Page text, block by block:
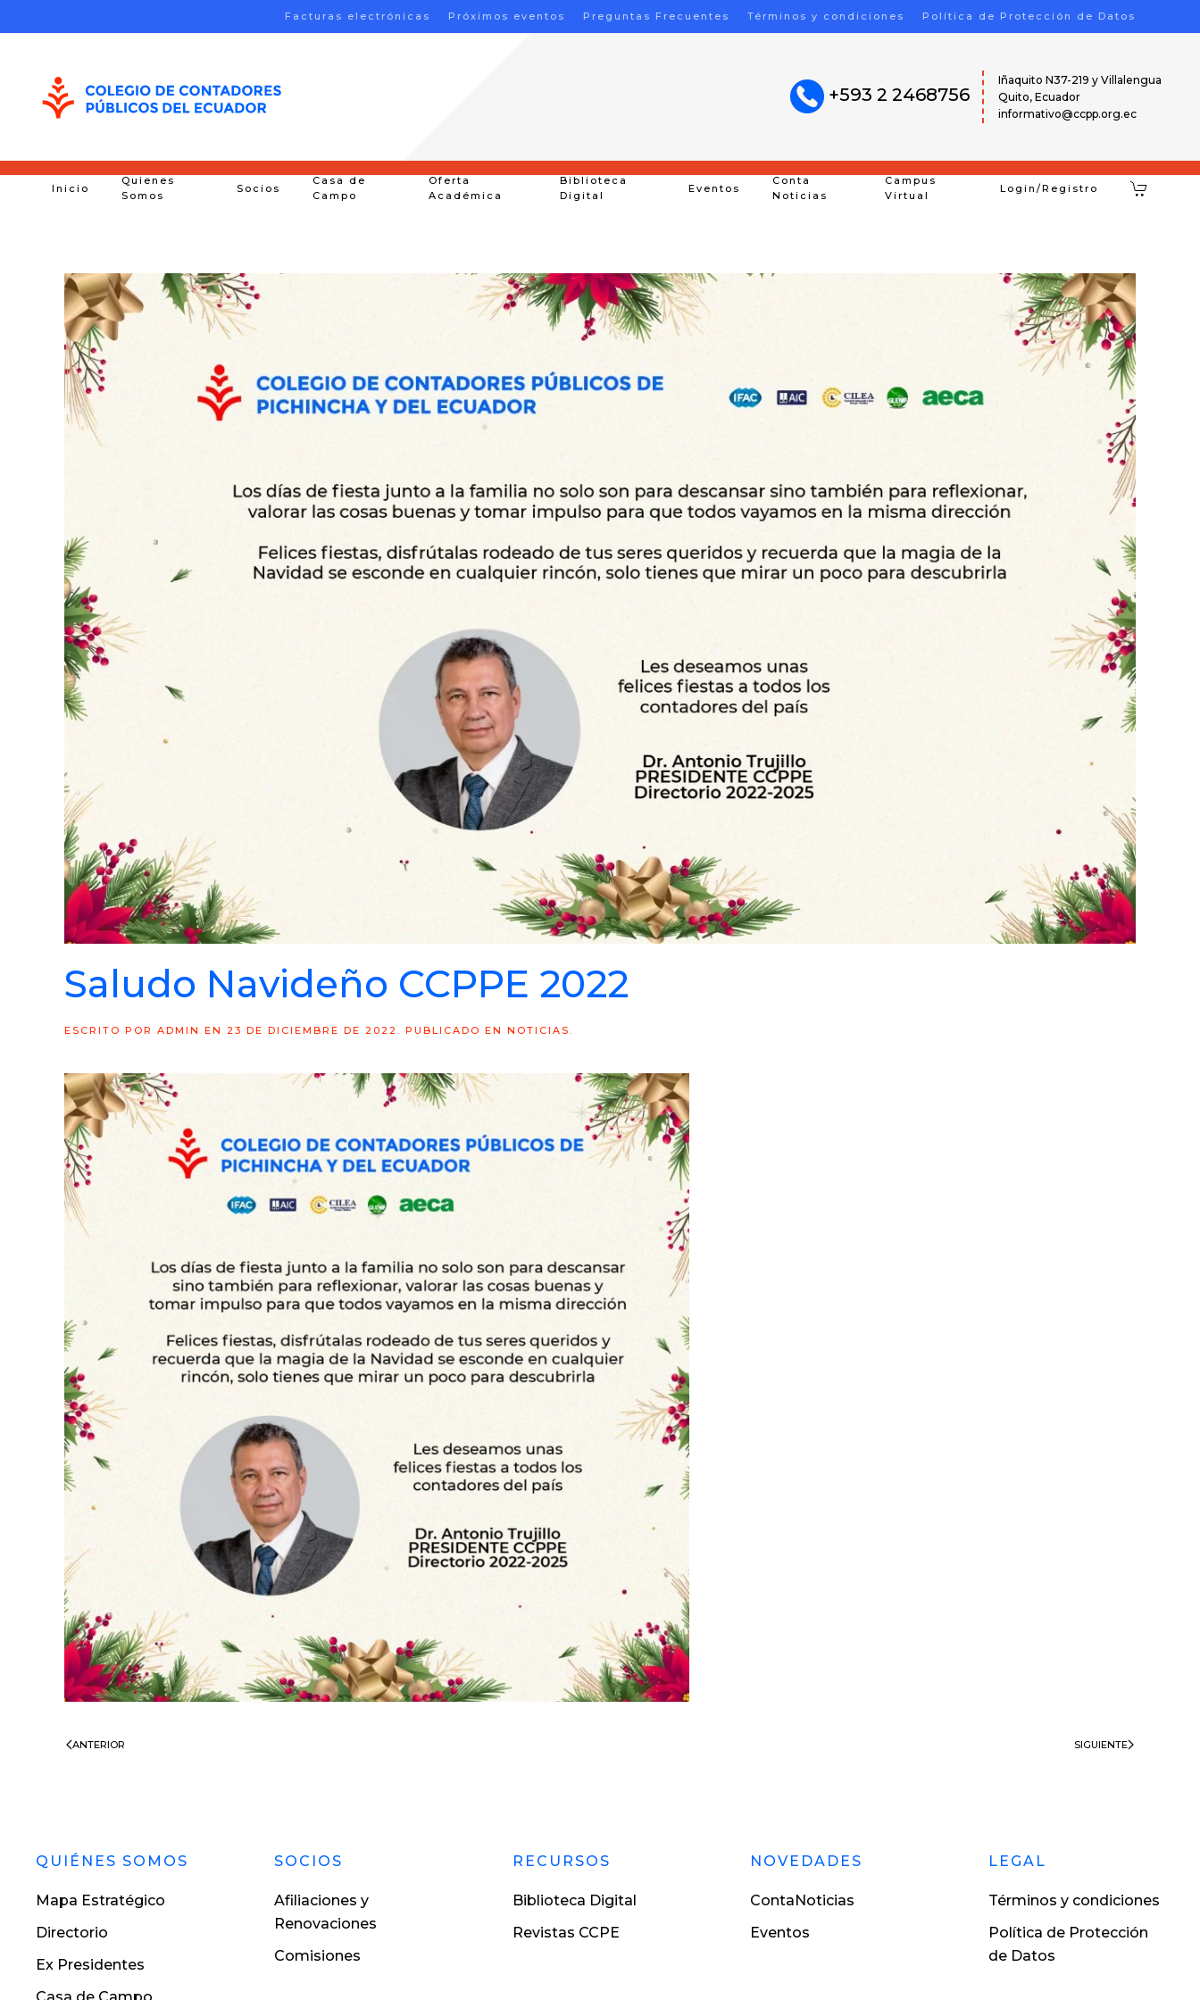
Facturas electrónicas Próximos eventos Preguntas Frecuentes Términos y condiciones Política de Protección de Datos
+593 2 2468756
Iñaquito N37-219 y Villalengua
Quito, Ecuador
informativo@ccpp.org.ec
Inicio
Quienes
Somos
Socios
Casa de
Campo
Oferta
Académica
Biblioteca
Digital
Eventos
Conta
Noticias
Campus
Virtual
Login/Registro
Saludo Navideño CCPPE 2022
ESCRITO POR ADMIN EN 23 DE DICIEMBRE DE 2022 . PUBLICADO EN NOTICIAS .
ANTERIOR SIGUIENTE
QUIÉNES SOMOS
Mapa Estratégico
Directorio
Ex Presidentes
SOCIOS
Afiliaciones y
Renovaciones
Comisiones
RECURSOS
Biblioteca Digital
Revistas CCPE
NOVEDADES
ContaNoticias
Eventos
LEGAL
Términos y condiciones
Política de Protección
de Datos